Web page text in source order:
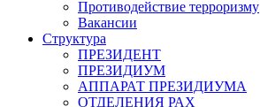
Противодействие терроризму
Вакансии
Структура
ПРЕЗИДЕНТ
ПРЕЗИДИУМ
АППАРАТ ПРЕЗИДИУМА
ОТДЕЛЕНИЯ РАХ